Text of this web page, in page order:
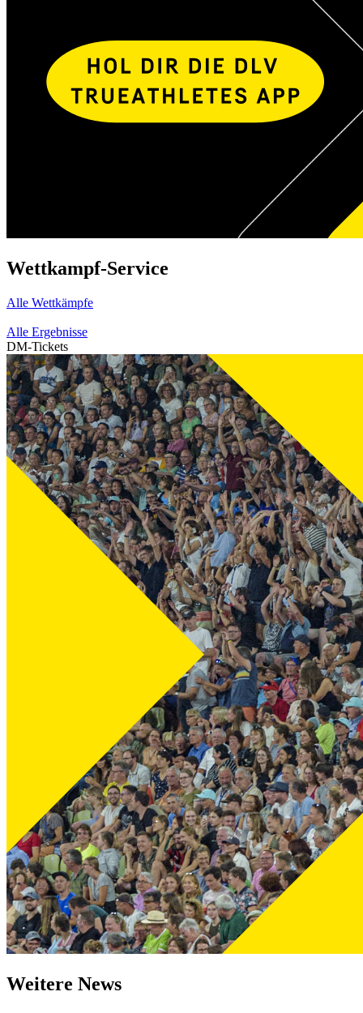
Wettkampf-Service
Alle Wettkämpfe
Alle Ergebnisse
DM-Tickets
Weitere News